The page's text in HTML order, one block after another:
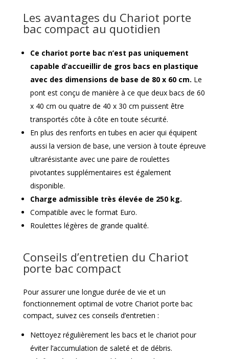
Les avantages du Chariot porte
bac compact au quotidien
Ce chariot porte bac n’est pas uniquement
capable d’accueillir de gros bacs en plastique
avec des dimensions de base de 80 x 60 cm. Le
pont est conçu de manière à ce que deux bacs de 60
x 40 cm ou quatre de 40 x 30 cm puissent être
transportés côte à côte en toute sécurité.
En plus des renforts en tubes en acier qui équipent
aussi la version de base, une version à toute épreuve
ultrarésistante avec une paire de roulettes
pivotantes supplémentaires est également
disponible.
Charge admissible très élevée de 250 kg.
Compatible avec le format Euro.
Roulettes légères de grande qualité.
Conseils d’entretien du Chariot
porte bac compact
Pour assurer une longue durée de vie et un
fonctionnement optimal de votre Chariot porte bac
compact, suivez ces conseils d’entretien :
Nettoyez régulièrement les bacs et le chariot pour
éviter l’accumulation de saleté et de débris.